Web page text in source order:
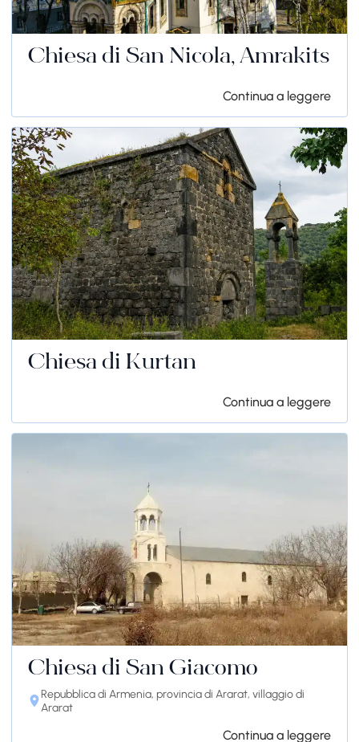
Chiesa di San Nicola, Amrakits
Continua a leggere
Chiesa di Kurtan
Continua a leggere
Chiesa di San Giacomo
Repubblica di Armenia, provincia di Ararat, villaggio di
Ararat
Continua a leggere